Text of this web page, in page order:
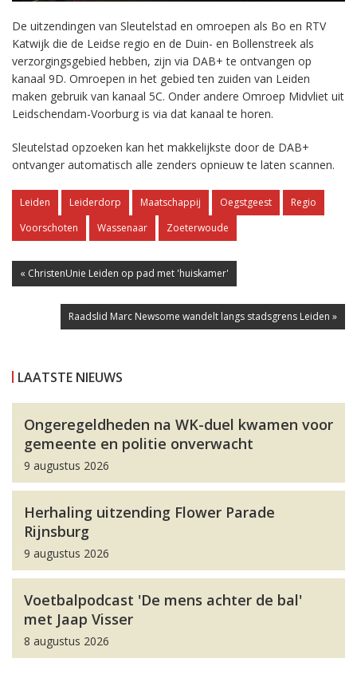
De uitzendingen van Sleutelstad en omroepen als Bo en RTV
Katwijk die de Leidse regio en de Duin- en Bollenstreek als
verzorgingsgebied hebben, zijn via DAB+ te ontvangen op
kanaal 9D. Omroepen in het gebied ten zuiden van Leiden
maken gebruik van kanaal 5C. Onder andere Omroep Midvliet uit
Leidschendam-Voorburg is via dat kanaal te horen.
Sleutelstad opzoeken kan het makkelijkste door de DAB+
ontvanger automatisch alle zenders opnieuw te laten scannen.
Leiden Leiderdorp Maatschappij Oegstgeest
Regio
Voorschoten
Wassenaar Zoeterwoude
« ChristenUnie Leiden op pad met 'huiskamer'
Raadslid Marc Newsome wandelt langs stadsgrens Leiden »
LAATSTE NIEUWS
Ongeregeldheden na WK-duel kwamen voor
gemeente en politie onverwacht
9 augustus 2026
Herhaling uitzending Flower Parade
Rijnsburg
9 augustus 2026
Voetbalpodcast 'De mens achter de bal'
met Jaap Visser
8 augustus 2026